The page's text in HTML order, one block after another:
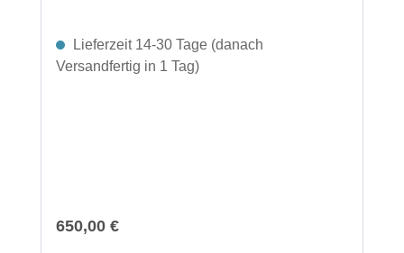
Lieferzeit 14-30 Tage (danach
Versandfertig in 1 Tag)
Regulärer Preis:
650,00 €